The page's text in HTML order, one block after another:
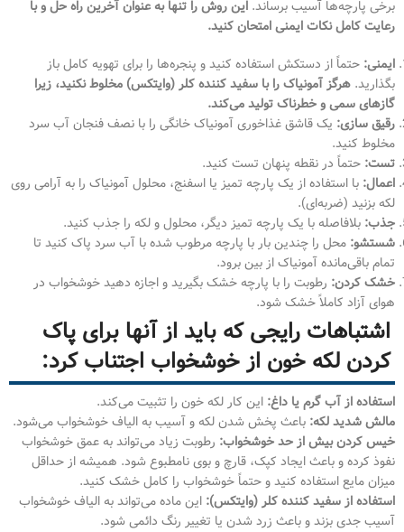
برخی پارچه‌ها آسیب برساند. این روش را تنها به عنوان آخرین راه حل و با
رعایت کامل نکات ایمنی امتحان کنید.
ایمنی: حتماً از دستکش استفاده کنید و پنجره‌ها را برای تهویه کامل باز
بگذارید. هرگز آمونیاک را با سفید کننده کلر (وایتکس) مخلوط نکنید، زیرا
گازهای سمی و خطرناک تولید می‌کند.
رقیق سازی: یک قاشق غذاخوری آمونیاک خانگی را با نصف فنجان آب سرد
مخلوط کنید.
تست: حتماً در نقطه پنهان تست کنید.
اعمال: با استفاده از یک پارچه تمیز یا اسفنج، محلول آمونیاک را به آرامی روی
لکه بزنید (ضربه‌ای).
جذب: بلافاصله با یک پارچه تمیز دیگر، محلول و لکه را جذب کنید.
شستشو: محل را چندین بار با پارچه مرطوب شده با آب سرد پاک کنید تا
تمام باقی‌مانده آمونیاک از بین برود.
خشک کردن: رطوبت را با پارچه خشک بگیرید و اجازه دهید خوشخواب در
هوای آزاد کاملاً خشک شود.
اشتباهات رایجی که باید از آنها برای پاک
کردن لکه خون از خوشخواب اجتناب کرد:
استفاده از آب گرم یا داغ: این کار لکه خون را تثبیت می‌کند.
مالش شدید لکه: باعث پخش شدن لکه و آسیب به الیاف خوشخواب می‌شود.
خیس کردن بیش از حد خوشخواب: رطوبت زیاد می‌تواند به عمق خوشخواب
نفوذ کرده و باعث ایجاد کپک، قارچ و بوی نامطبوع شود. همیشه از حداقل
میزان مایع استفاده کنید و حتماً خوشخواب را کامل خشک کنید.
استفاده از سفید کننده کلر (وایتکس): این ماده می‌تواند به الیاف خوشخواب
آسیب جدی بزند و باعث زرد شدن یا تغییر رنگ دائمی شود.